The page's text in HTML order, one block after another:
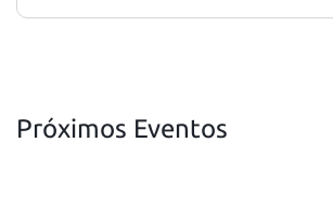
Próximos Eventos